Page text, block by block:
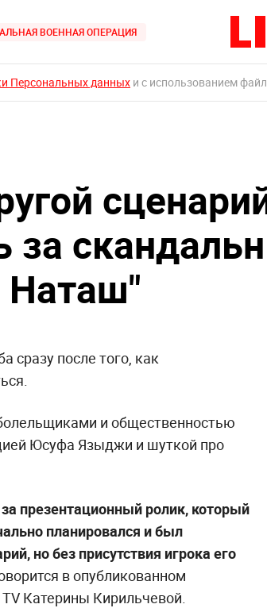
ВОЕННАЯ ОПЕРАЦИЯ
Персональных данных и с использованием
за
Наташ"
сразу после того, как
и общественностью
Юсуфа Языджи и шуткой про
презентационный ролик, который
планировался и был
но без присутствия игрока его
в опубликованном
TV Катерины Кирильчевой.